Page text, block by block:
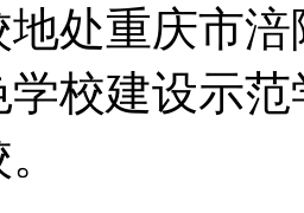
处重庆市
校建设示